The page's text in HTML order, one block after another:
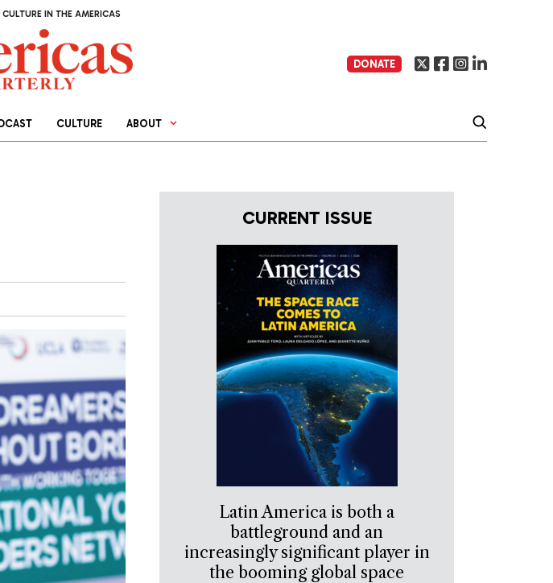
IN THE AMERICAS
DONATE
CULTURE ABOUT
CURRENT ISSUE
Latin America is both a
battleground and an
increasingly significant player in
the booming global space